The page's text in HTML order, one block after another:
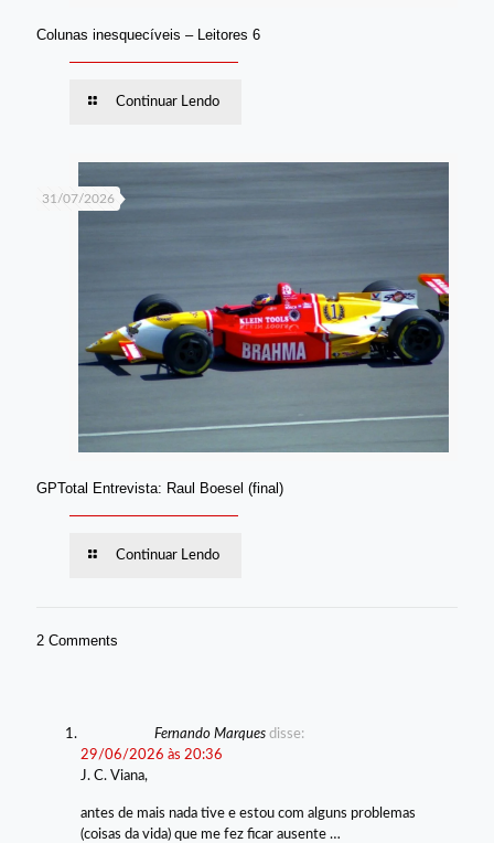
Colunas inesquecíveis – Leitores 6
Continuar Lendo
31/07/2026
GPTotal Entrevista: Raul Boesel (final)
Continuar Lendo
2 Comments
Fernando Marques disse:
29/06/2026 às 20:36
J. C. Viana,
antes de mais nada tive e estou com alguns problemas
(coisas da vida) que me fez ficar ausente …